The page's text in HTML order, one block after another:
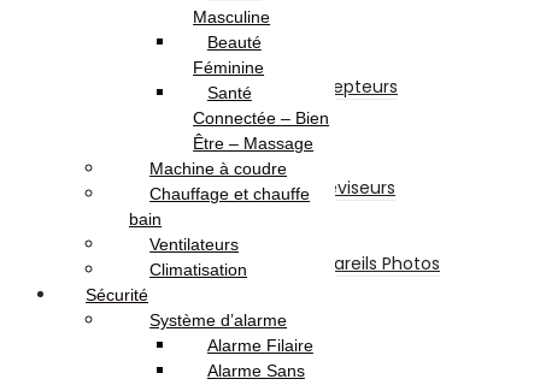
Vidéoprojecteur
Récepteur
Récepteur
Accessoires Pour Récepteurs
Abonnement
Téléviseurs
Téléviseur
Accessoires Pour Téléviseurs
Appareils Photos
Appareils Photo
Accessoires Pour Appareils Photos
Piles et Chargeurs
Piles
Chargeurs
Torches
Masculine
Beauté
Féminine
Santé
Connectée – Bien
Être – Massage
Machine à coudre
Chauffage et chauffe
bain
Ventilateurs
Climatisation
Sécurité
Système d’alarme
Alarme Filaire
Alarme Sans